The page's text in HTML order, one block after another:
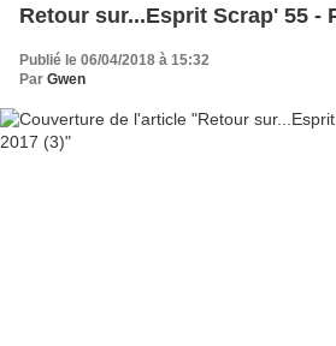
Retour sur...Esprit Scrap' 55 -
Publié le 06/04/2018 à 15:32
Par Gwen